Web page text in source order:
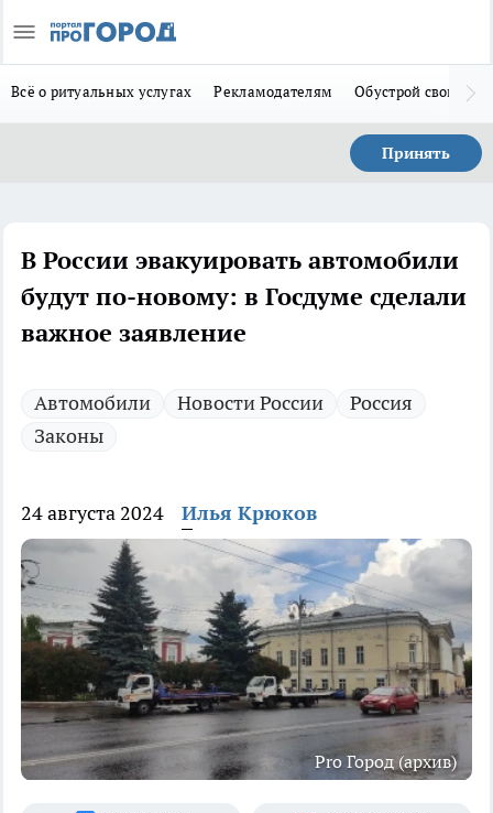
Всё о ритуальных услугах Рекламодателям Обустрой свой дом
Принять
В России эвакуировать автомобили
будут по-новому: в Госдуме сделали
важное заявление
Автомобили Новости России
Россия
Законы
24 августа 2024 Илья Крюков
Pro Город (архив)